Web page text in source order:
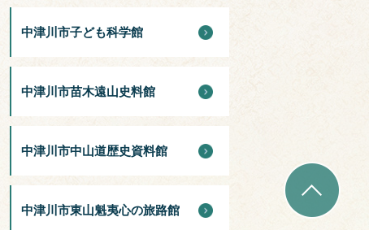
中津川市子ども科学館
中津川市苗木遠山史料館
中津川市中山道歴史資料館
中津川市東山魁夷心の旅路館